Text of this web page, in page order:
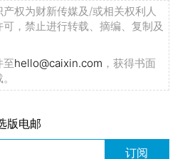
权为财新传媒及/或相关权利人
，禁止进行转载、摘编、复制及
至hello@caixin.com ，获得书面
版电邮
订阅